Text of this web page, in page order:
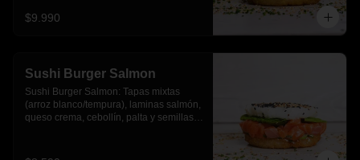
$9.990
Sushi Burger Salmon
Sushi Burger Salmon: Tapas mixtas
(arroz blanco/tempura), laminas salmón,
queso crema, cebollín, palta y semillas